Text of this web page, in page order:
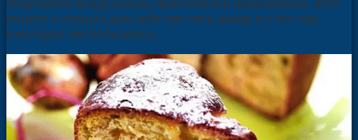
получается воздушным, практически невесомым. Этот
рецепт я открыл для себя лет пять назад и с тех пор
ежегодно им пользуюсь.